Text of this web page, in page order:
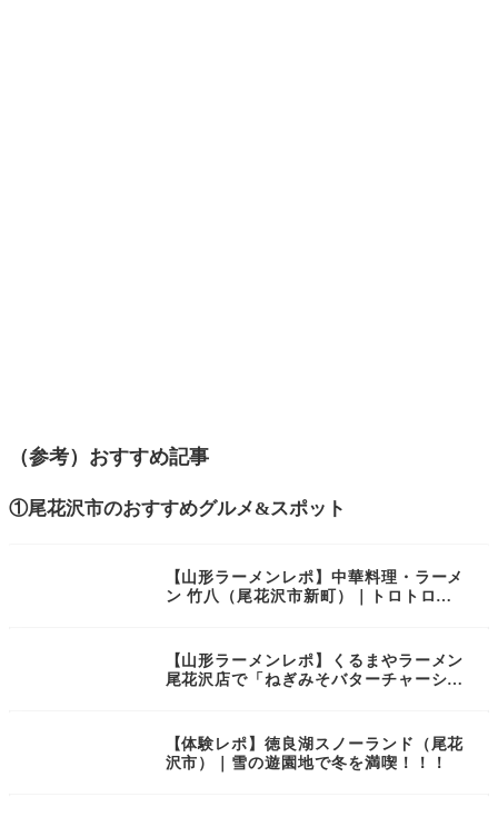
（参考）おすすめ記事
①尾花沢市のおすすめグルメ&スポット
【山形ラーメンレポ】中華料理・ラーメ
ン 竹八（尾花沢市新町）｜トロトロチ
【山形ラーメンレポ】くるまやラーメン
尾花沢店で「ねぎみそバターチャーシュ
の実力店！
【体験レポ】徳良湖スノーランド（尾花
沢市）｜雪の遊園地で冬を満喫！！！